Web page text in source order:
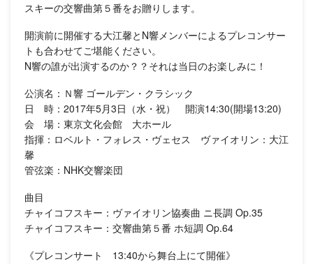
スキーの交響曲第５番をお贈りします。
開演前に開催する大江馨とN響メンバーによるプレコンサー
トも合わせてご堪能ください。
N響の誰が出演するのか？？それは当日のお楽しみに！
公演名：Ｎ響 ゴールデン・クラシック
日 時：2017年5月3日（水・祝） 開演14:30(開場13:20)
会 場：東京文化会館 大ホール
指揮：ロベルト・フォレス・ヴェセス ヴァイオリン：大江
馨
管弦楽：NHK交響楽団
曲目
チャイコフスキー：ヴァイオリン協奏曲 ニ長調 Op.35
チャイコフスキー：交響曲第５番 ホ短調 Op.64
《プレコンサート 13:40から舞台上にて開催》